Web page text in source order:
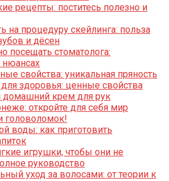
рецепты: поститесь полезно и
на процедуру скейлинга: польза
и дёсен
посещать стоматолога:
нюансах
свойства: уникальная пряность
здоровья: ценные свойства
крем для рук
откройте для себя мир
головоломок!
воды: как приготовить
игрушки, чтобы они не
руководство
уход за волосами: от теории к